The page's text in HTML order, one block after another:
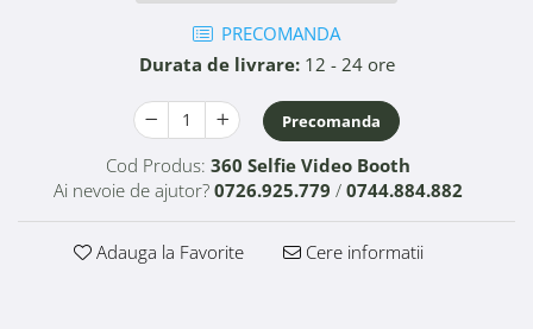
PRECOMANDA
Durata de livrare:12 - 24 ore
Precomanda
Cod Produs: 360 Selfie Video Booth
Ai nevoie de ajutor? 0726.925.779 / 0744.884.882
Adauga la Favorite Cere informatii